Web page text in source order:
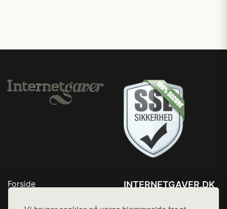
Forside
INTERNETGAVER.DK